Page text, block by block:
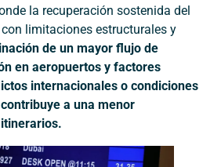
la recuperación sostenida del
limitaciones estructurales y
de un mayor flujo de
en aeropuertos y factores
internacionales o condiciones
a una menor